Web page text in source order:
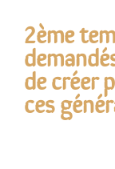
2ème
de créer
ces